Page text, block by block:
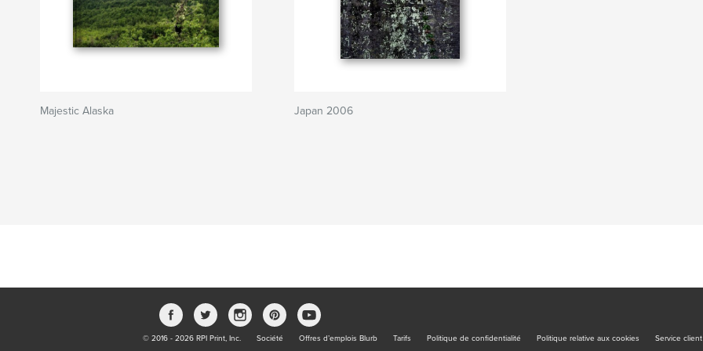
Majestic Alaska Japan 2006
© 2016 - 2026 RPI Print, Inc. Société Offres d’emplois Blurb Tarifs Politique de confidentialité Politique relative aux cookies Service client